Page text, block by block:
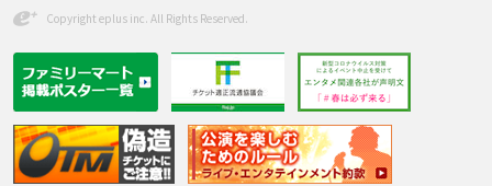
Copyright eplus inc. All Rights Reserved.